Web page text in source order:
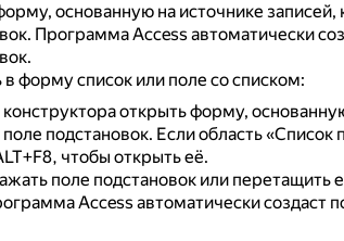
основанную на источнике
Программа Access автоматически
форму список или поле со списком:
открыть форму,
подстановок. Если область «Список
чтобы открыть её.
поле подстановок или перетащить
Access автоматически создаст